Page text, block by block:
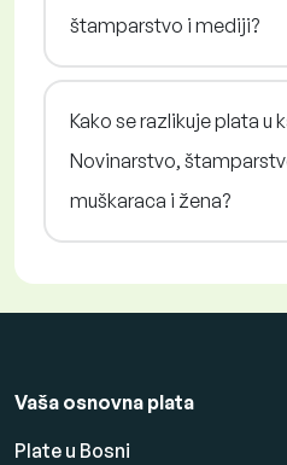
štamparstvo i mediji?
Kako se razlikuje plata u
Novinarstvo,
muškaraca i žena?
Vaša osnovna plata
Plate u Bosni